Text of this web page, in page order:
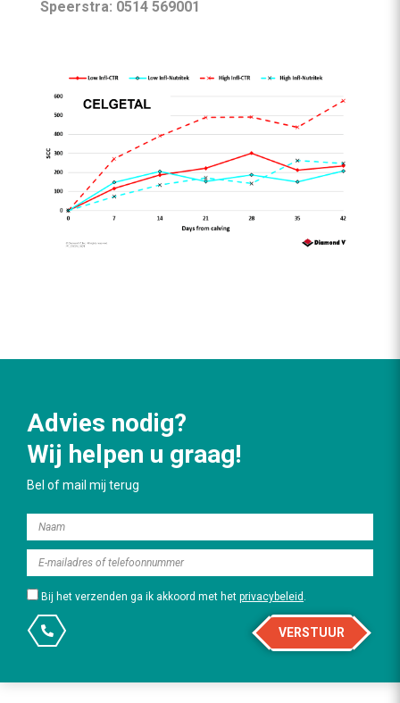
Speerstra: 0514 569001
Advies nodig?
Wij helpen u graag!
Bel of mail mij terug
Bij het verzenden ga ik akkoord met het privacybeleid .
VERSTUUR